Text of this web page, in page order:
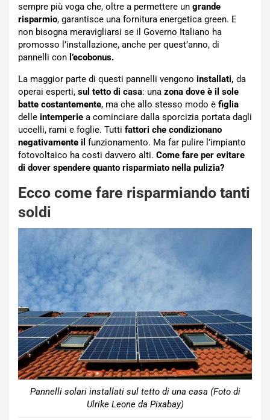
sempre più voga che, oltre a permettere un grande
risparmio, garantisce una fornitura energetica green. E
non bisogna meravigliarsi se il Governo Italiano ha
promosso l’installazione, anche per quest’anno, di
pannelli con l’ecobonus.
La maggior parte di questi pannelli vengono installati, da
operai esperti, sul tetto di casa: una zona dove è il sole
batte costantemente, ma che allo stesso modo è figlia
delle intemperie a cominciare dalla sporcizia portata dagli
uccelli, rami e foglie. Tutti fattori che condizionano
negativamente il funzionamento. Ma far pulire l’impianto
fotovoltaico ha costi davvero alti. Come fare per evitare
di dover spendere quanto risparmiato nella pulizia?
Ecco come fare risparmiando tanti
soldi
Pannelli solari installati sul tetto di una casa (Foto di
Ulrike Leone da Pixabay)